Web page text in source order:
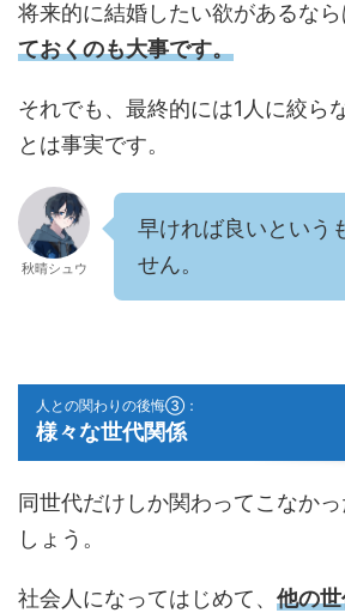
将来的に結婚したい欲があるなら
ておくのも大事です。
それでも、最終的には1人に絞ら
とは事実です。
秋晴シュウ
早ければ良いという
せん。
人との関わりの後悔③：
様々な世代関係
同世代だけしか関わってこなか
しょう。
社会人になってはじめて、 他の